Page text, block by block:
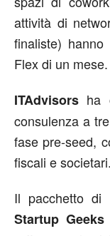
attività di
finaliste)
Flex di un mese.
ITAdvisors ha
consulenza a
fase pre-seed,
fiscali e societari.
Il pacchetto
Startup Geeks